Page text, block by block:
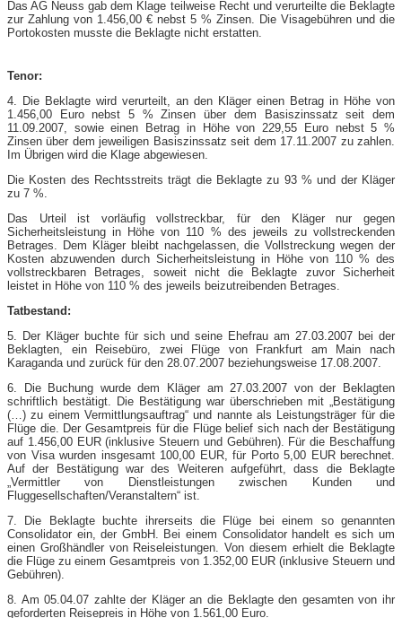
Das AG Neuss gab dem Klage teilweise Recht und verurteilte die Beklagte
zur Zahlung von 1.456,00 € nebst 5 % Zinsen. Die Visagebühren und die
Portokosten musste die Beklagte nicht erstatten.
Tenor:
4. Die Beklagte wird verurteilt, an den Kläger einen Betrag in Höhe von
1.456,00 Euro nebst 5 % Zinsen über dem Basiszinssatz seit dem
11.09.2007, sowie einen Betrag in Höhe von 229,55 Euro nebst 5 %
Zinsen über dem jeweiligen Basiszinssatz seit dem 17.11.2007 zu zahlen.
Im Übrigen wird die Klage abgewiesen.
Die Kosten des Rechtsstreits trägt die Beklagte zu 93 % und der Kläger
zu 7 %.
Das Urteil ist vorläufig vollstreckbar, für den Kläger nur gegen
Sicherheitsleistung in Höhe von 110 % des jeweils zu vollstreckenden
Betrages. Dem Kläger bleibt nachgelassen, die Vollstreckung wegen der
Kosten abzuwenden durch Sicherheitsleistung in Höhe von 110 % des
vollstreckbaren Betrages, soweit nicht die Beklagte zuvor Sicherheit
leistet in Höhe von 110 % des jeweils beizutreibenden Betrages.
Tatbestand:
5. Der Kläger buchte für sich und seine Ehefrau am 27.03.2007 bei der
Beklagten, ein Reisebüro, zwei Flüge von Frankfurt am Main nach
Karaganda und zurück für den 28.07.2007 beziehungsweise 17.08.2007.
6. Die Buchung wurde dem Kläger am 27.03.2007 von der Beklagten
schriftlich bestätigt. Die Bestätigung war überschrieben mit „Bestätigung
(…) zu einem Vermittlungsauftrag“ und nannte als Leistungsträger für die
Flüge die. Der Gesamtpreis für die Flüge belief sich nach der Bestätigung
auf 1.456,00 EUR (inklusive Steuern und Gebühren). Für die Beschaffung
von Visa wurden insgesamt 100,00 EUR, für Porto 5,00 EUR berechnet.
Auf der Bestätigung war des Weiteren aufgeführt, dass die Beklagte
„Vermittler von Dienstleistungen zwischen Kunden und
Fluggesellschaften/Veranstaltern“ ist.
7. Die Beklagte buchte ihrerseits die Flüge bei einem so genannten
Consolidator ein, der GmbH. Bei einem Consolidator handelt es sich um
einen Großhändler von Reiseleistungen. Von diesem erhielt die Beklagte
die Flüge zu einem Gesamtpreis von 1.352,00 EUR (inklusive Steuern und
Gebühren).
8. Am 05.04.07 zahlte der Kläger an die Beklagte den gesamten von ihr
geforderten Reisepreis in Höhe von 1.561,00 Euro.